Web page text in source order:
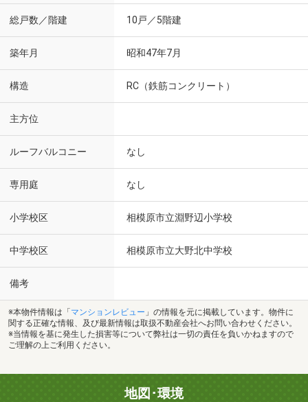
総戸数／階建 10戸／5階建
築年月 昭和47年7月
構造 RC（鉄筋コンクリート）
主方位
ルーフバルコニー なし
専用庭 なし
小学校区 相模原市立淵野辺小学校
中学校区 相模原市立大野北中学校
備考
※本物件情報は「 マンションレビュー 」の情報を元に掲載しています。物件に
関する正確な情報、及び最新情報は取扱不動産会社へお問い合わせください。
※当情報を基に発生した損害等について弊社は一切の責任を負いかねますので
ご理解の上ご利用ください。
地図･環境